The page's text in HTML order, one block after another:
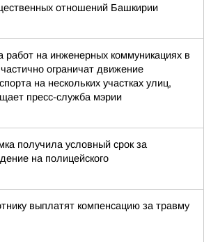
отношений Башкирии
работ на инженерных коммуникациях в
ограничат движение
на нескольких участках улиц,
пресс-служба мэрии
получила условный срок за
на полицейского
выплатят компенсацию за травму